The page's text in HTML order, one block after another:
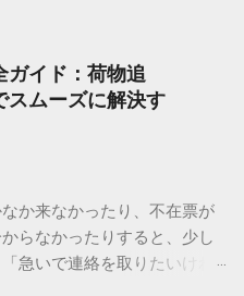
ガイド：荷物追
スムーズに解決す
か来なかったり、不在票が
らなかったりすると、少し
急いで連絡を取りたいけれ